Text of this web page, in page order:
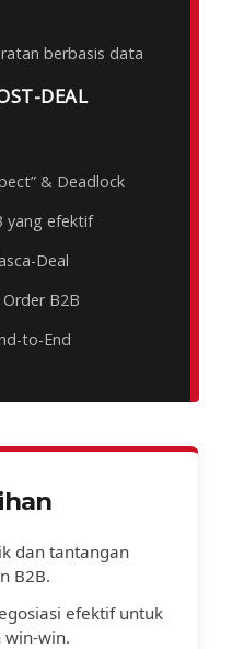
berbasis data
DEAL
& Deadlock
yang efektif
Deal
B2B
to-End
dan tantangan
B2B.
efektif untuk
win-win.